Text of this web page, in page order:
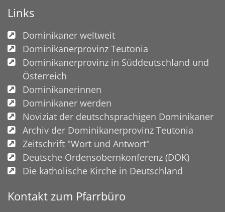
Links
Dominikaner weltweit
Dominikanerprovinz Teutonia
Dominikanerprovinz in Süddeutschland und
Österreich
Dominikanerinnen
Dominikaner werden
Noviziat der deutschsprachigen Dominikaner
Archiv der Dominikanerprovinz Teutonia
Zeitschrift "Wort und Antwort"
Deutsche Ordensobernkonferenz (DOK)
Die katholische Kirche in Deutschland
Kontakt zum Pfarrbüro